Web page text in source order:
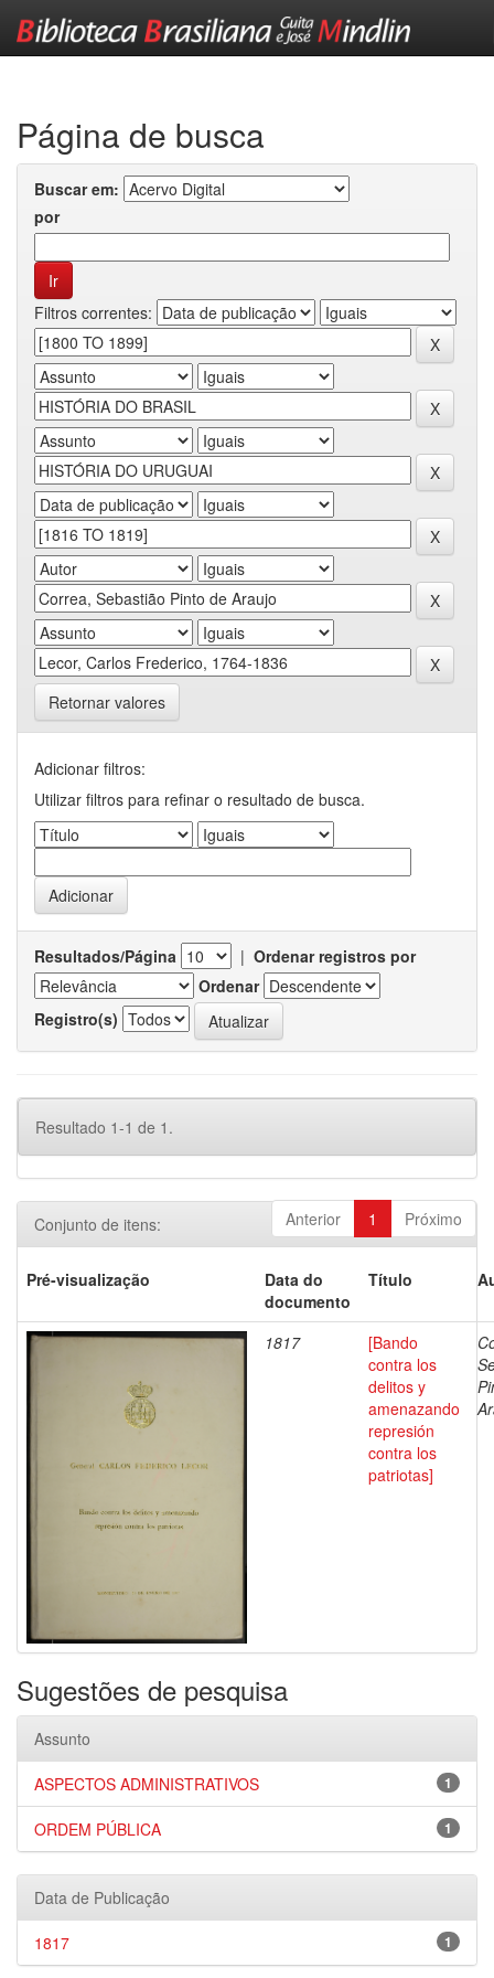
Página de busca
Buscar em:
por
Filtros correntes:
Retornar valores
Adicionar filtros:
Utilizar filtros para refinar o resultado de busca.
Resultados/Página | Ordenar registros por
Ordenar
Registro(s)
Resultado 1-1 de 1.
Anterior 1 Próximo
Conjunto de itens:
Pré-visualização
Data do
documento
Título
1817
[Bando
contra los
delitos y
amenazando
represión
contra los
patriotas]
Sugestões de pesquisa
Assunto
1
ASPECTOS ADMINISTRATIVOS
1
ORDEM PÚBLICA
Data de Publicação
1
1817